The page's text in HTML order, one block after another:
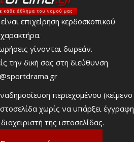
επιχείρηση κερδοσκοπικού
χαρακτήρα.
γίνονται δωρεάν.
την δική σας στη διεύθυνση
περιεχομένου (κείμενο
χωρίς να υπάρξει έγγραφη
της ιστοσελίδας.